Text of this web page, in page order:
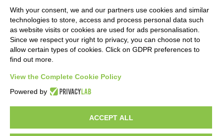
RENAISSANCE VODKA
40° CL.70
€ 39,00
Vedi
CIROK VODKA CL.70
1 2 3 →
With your consent, we and our partners use cookies and similar
technologies to store, access and process personal data such
as website visits or cookies are used for ads personalisation.
Since we respect your right to privacy, you can choose not to
allow certain types of cookies. Click on GDPR preferences to
find out more.
View the Complete Cookie Policy
Powered by
ACCEPT ALL